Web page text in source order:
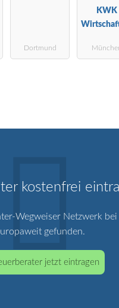
Dortmund
KWK
kostenfrei
Wegweiser Netzwerk
gefunden.
jetzt eintragen